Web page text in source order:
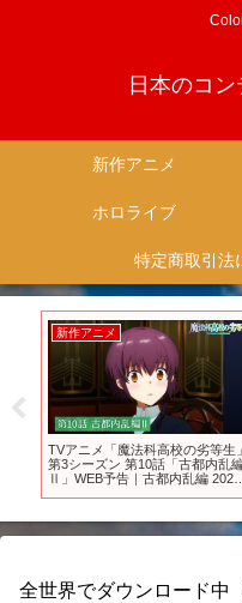
日本のコ
新作アニメ
ホロライブ
新作アニメ
TVアニメ「魔法科高校の劣等生」
第3シーズン 第10話「古都内乱
Ⅱ」WEB予告｜古都内乱編 2024
全世界でダウンロード中